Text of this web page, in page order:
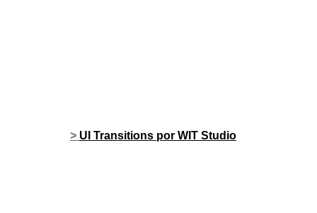
> UI Transitions por WIT Studio